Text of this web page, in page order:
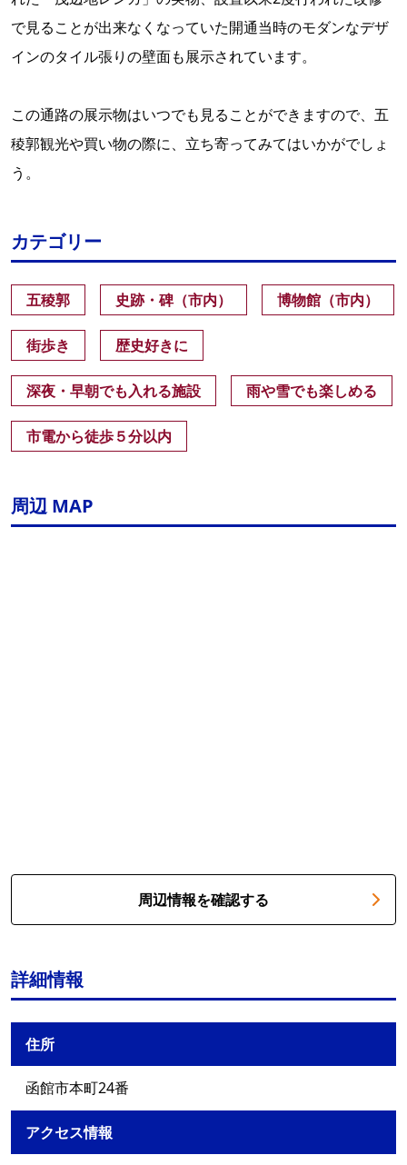
で見ることが出来なくなっていた開通当時のモダンなデザ
インのタイル張りの壁面も展示されています。
この通路の展示物はいつでも見ることができますので、五
稜郭観光や買い物の際に、立ち寄ってみてはいかがでしょ
う。
カテゴリー
五稜郭 史跡・碑（市内） 博物館（市内）
街歩き 歴史好きに
深夜・早朝でも入れる施設 雨や雪でも楽しめる
市電から徒歩５分以内
周辺 MAP
周辺情報を確認する
詳細情報
住所
函館市本町24番
アクセス情報